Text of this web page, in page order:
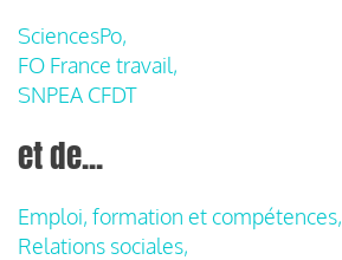
SciencesPo,
FO France travail,
SNPEA CFDT
et de...
Emploi, formation et compétences,
Relations sociales,